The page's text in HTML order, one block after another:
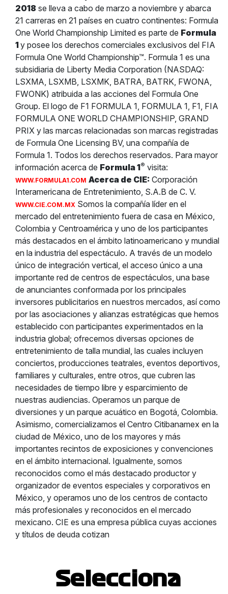
2018 se lleva a cabo de marzo a noviembre y abarca
21 carreras en 21 países en cuatro continentes: Formula
One World Championship Limited es parte de Formula
1y posee los derechos comerciales exclusivos del FIA
Formula One World Championship™. Formula 1 es una
subsidiaria de Liberty Media Corporation (NASDAQ:
LSXMA, LSXMB, LSXMK, BATRA, BATRK, FWONA,
FWONK) atribuida a las acciones del Formula One
Group. El logo de F1 FORMULA 1, FORMULA 1, F1, FIA
FORMULA ONE WORLD CHAMPIONSHIP, GRAND
PRIX y las marcas relacionadas son marcas registradas
de Formula One Licensing BV, una compañía de
Formula 1. Todos los derechos reservados. Para mayor
información acerca de Formula 1® visita:
WWW.FORMULA1.COM Acerca de CIE: Corporación
Interamericana de Entretenimiento, S.A.B de C. V.
WWW.CIE.COM.MX Somos la compañía líder en el
mercado del entretenimiento fuera de casa en México,
Colombia y Centroamérica y uno de los participantes
más destacados en el ámbito latinoamericano y mundial
en la industria del espectáculo. A través de un modelo
único de integración vertical, el acceso único a una
importante red de centros de espectáculos, una base
de anunciantes conformada por los principales
inversores publicitarios en nuestros mercados, así como
por las asociaciones y alianzas estratégicas que hemos
establecido con participantes experimentados en la
industria global; ofrecemos diversas opciones de
entretenimiento de talla mundial, las cuales incluyen
conciertos, producciones teatrales, eventos deportivos,
familiares y culturales, entre otros, que cubren las
necesidades de tiempo libre y esparcimiento de
nuestras audiencias. Operamos un parque de
diversiones y un parque acuático en Bogotá, Colombia.
Asimismo, comercializamos el Centro Citibanamex en la
ciudad de México, uno de los mayores y más
importantes recintos de exposiciones y convenciones
en el ámbito internacional. Igualmente, somos
reconocidos como el más destacado productor y
organizador de eventos especiales y corporativos en
México, y operamos uno de los centros de contacto
más profesionales y reconocidos en el mercado
mexicano. CIE es una empresa pública cuyas acciones
y títulos de deuda cotizan
Selecciona